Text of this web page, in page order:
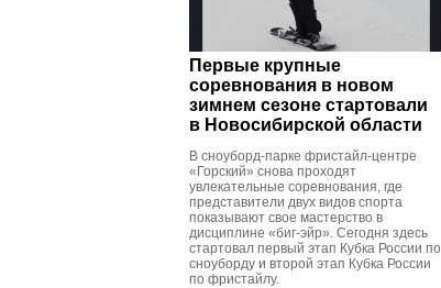
Первые крупные
соревнования в новом
зимнем сезоне стартовали
в Новосибирской области
В сноуборд-парке фристайл-центре
«Горский» снова проходят
увлекательные соревнования, где
представители двух видов спорта
показывают свое мастерство в
дисциплине «биг-эйр». Сегодня здесь
стартовал первый этап Кубка России по
сноуборду и второй этап Кубка России
по фристайлу.